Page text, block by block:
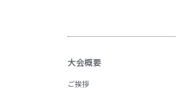
大会概要
ご挨拶